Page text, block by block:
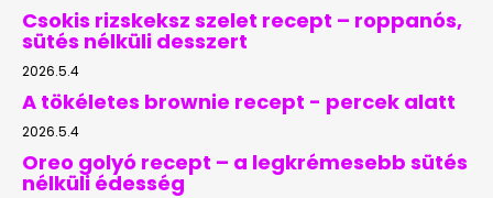
Csokis rizskeksz szelet recept – roppanós,
sütés nélküli desszert
2026.5.4
A tökéletes brownie recept - percek alatt
2026.5.4
Oreo golyó recept – a legkrémesebb sütés
nélküli édesség